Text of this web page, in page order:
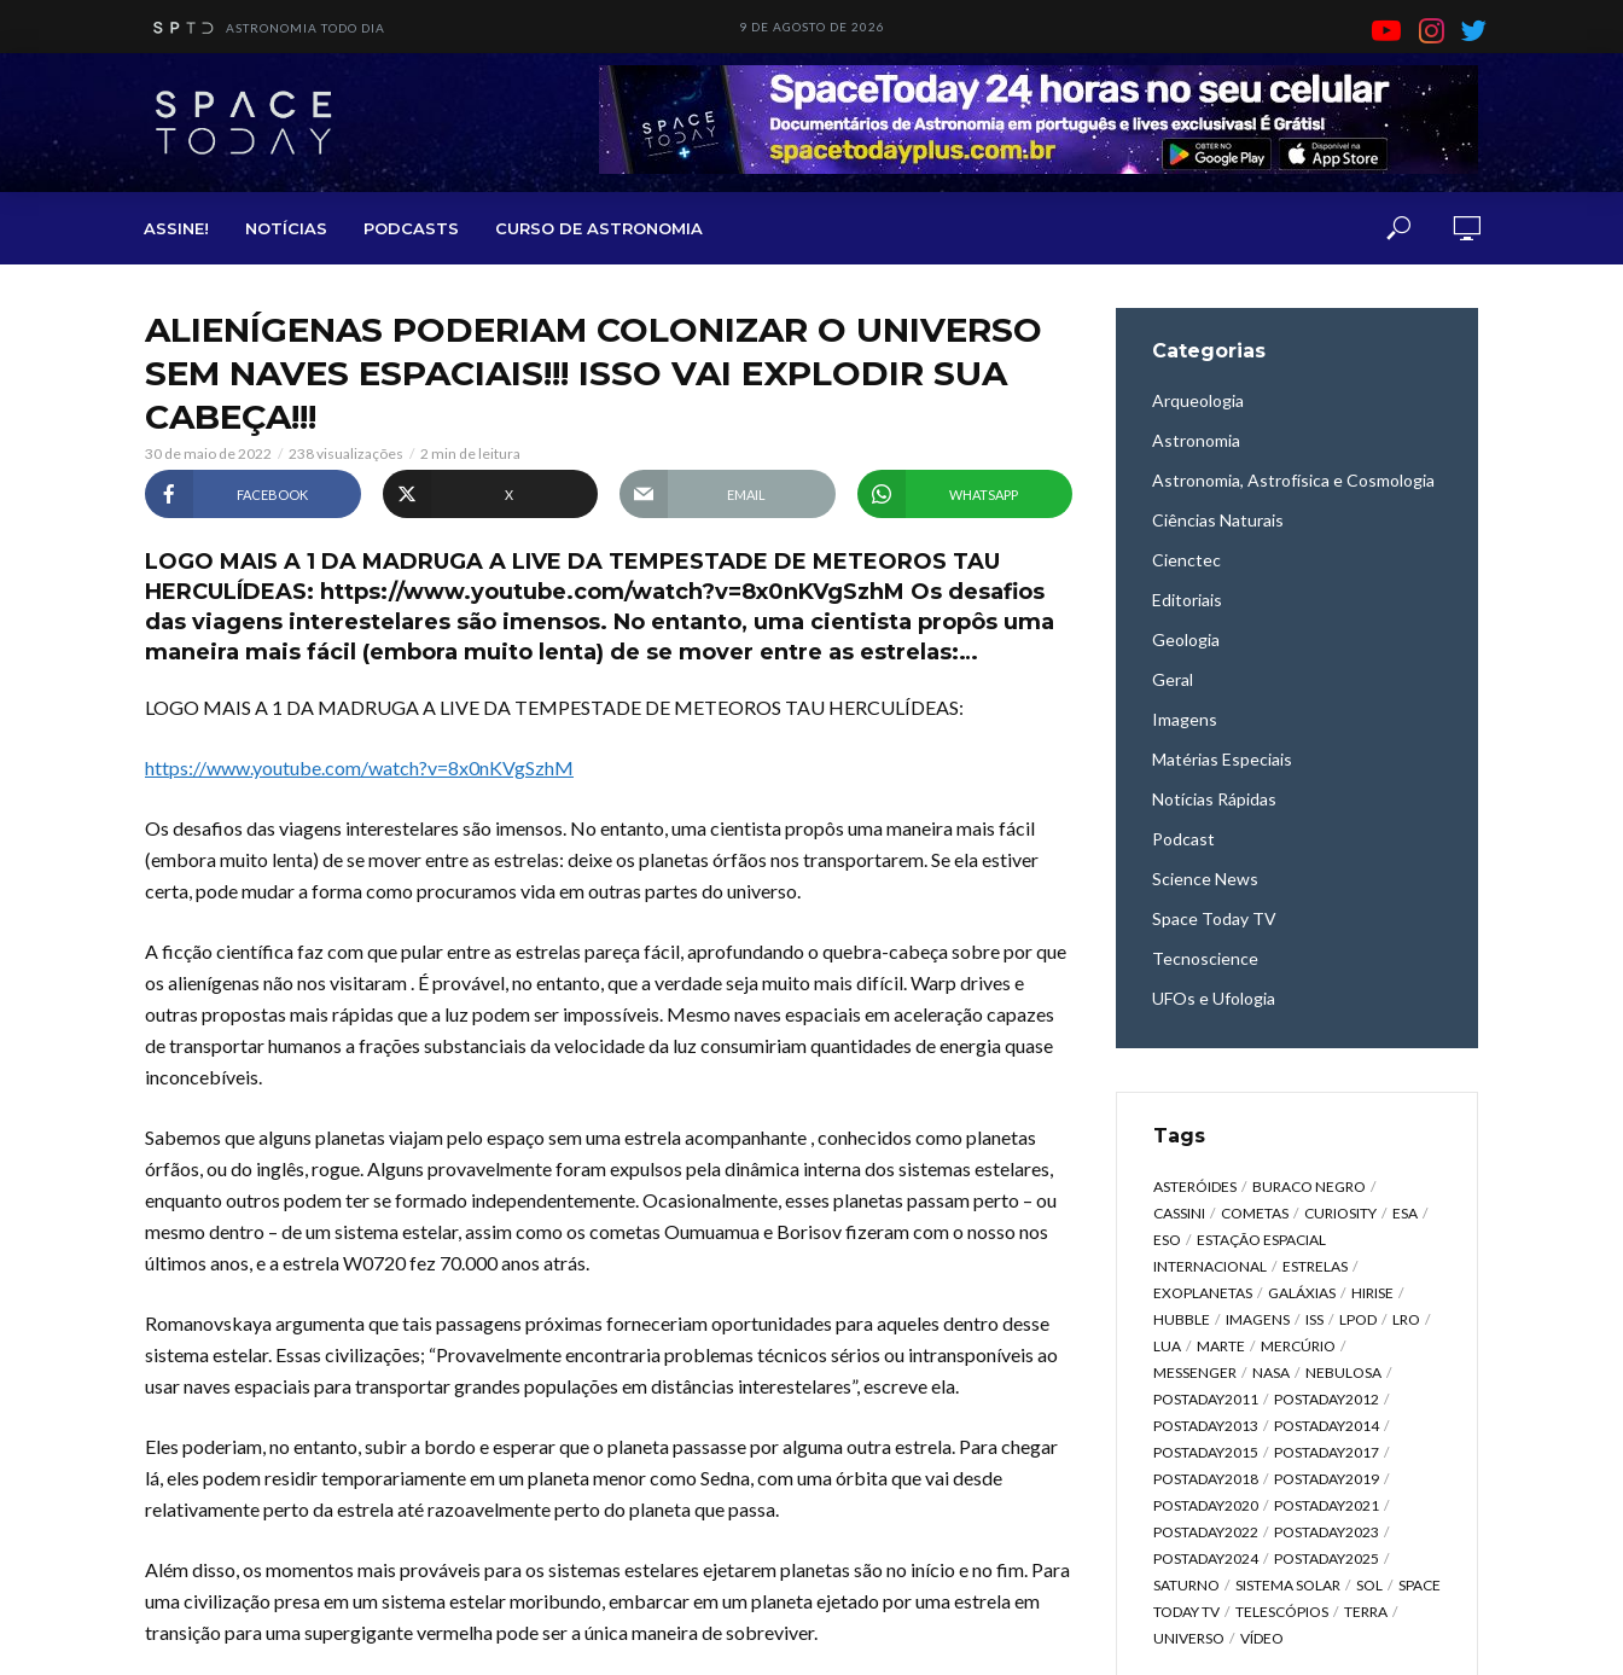
ASTRONOMIA TODO DIA 9 DE AGOSTO DE 2026
ASSINE! NOTÍCIAS PODCASTS CURSO DE ASTRONOMIA
ALIENÍGENAS PODERIAM COLONIZAR O UNIVERSO
SEM NAVES ESPACIAIS!!! ISSO VAI EXPLODIR SUA
CABEÇA!!!
30 de maio de 2022 238 visualizações 2 min de leitura
FACEBOOK X EMAIL WHATSAPP
LOGO MAIS A 1 DA MADRUGA A LIVE DA TEMPESTADE DE METEOROS TAU
HERCULÍDEAS: https://www.youtube.com/watch?v=8x0nKVgSzhM Os desafios
das viagens interestelares são imensos. No entanto, uma cientista propôs uma
maneira mais fácil (embora muito lenta) de se mover entre as estrelas:…
LOGO MAIS A 1 DA MADRUGA A LIVE DA TEMPESTADE DE METEOROS TAU HERCULÍDEAS:
https://www.youtube.com/watch?v=8x0nKVgSzhM
Os desafios das viagens interestelares são imensos. No entanto, uma cientista propôs uma maneira mais fácil
(embora muito lenta) de se mover entre as estrelas: deixe os planetas órfãos nos transportarem. Se ela estiver
certa, pode mudar a forma como procuramos vida em outras partes do universo.
A ficção científica faz com que pular entre as estrelas pareça fácil, aprofundando o quebra-cabeça sobre por que
os alienígenas não nos visitaram . É provável, no entanto, que a verdade seja muito mais difícil. Warp drives e
outras propostas mais rápidas que a luz podem ser impossíveis. Mesmo naves espaciais em aceleração capazes
de transportar humanos a frações substanciais da velocidade da luz consumiriam quantidades de energia quase
inconcebíveis.
Sabemos que alguns planetas viajam pelo espaço sem uma estrela acompanhante , conhecidos como planetas
órfãos, ou do inglês, rogue. Alguns provavelmente foram expulsos pela dinâmica interna dos sistemas estelares,
enquanto outros podem ter se formado independentemente. Ocasionalmente, esses planetas passam perto – ou
mesmo dentro – de um sistema estelar, assim como os cometas Oumuamua e Borisov fizeram com o nosso nos
últimos anos, e a estrela W0720 fez 70.000 anos atrás.
Romanovskaya argumenta que tais passagens próximas forneceriam oportunidades para aqueles dentro desse
sistema estelar. Essas civilizações; “Provavelmente encontraria problemas técnicos sérios ou intransponíveis ao
usar naves espaciais para transportar grandes populações em distâncias interestelares”, escreve ela.
Eles poderiam, no entanto, subir a bordo e esperar que o planeta passasse por alguma outra estrela. Para chegar
lá, eles podem residir temporariamente em um planeta menor como Sedna, com uma órbita que vai desde
relativamente perto da estrela até razoavelmente perto do planeta que passa.
Além disso, os momentos mais prováveis ​​para os sistemas estelares ejetarem planetas são no início e no fim. Para
uma civilização presa em um sistema estelar moribundo, embarcar em um planeta ejetado por uma estrela em
transição para uma supergigante vermelha pode ser a única maneira de sobreviver.
Categorias
Arqueologia
Astronomia
Astronomia, Astrofísica e Cosmologia
Ciências Naturais
Cienctec
Editoriais
Geologia
Geral
Imagens
Matérias Especiais
Notícias Rápidas
Podcast
Science News
Space Today TV
Tecnoscience
UFOs e Ufologia
Tags
ASTERÓIDES
BURACO NEGRO
CASSINI
COMETAS CURIOSITY
ESA
ESO
ESTAÇÃO ESPACIAL
INTERNACIONAL
ESTRELAS
EXOPLANETAS
GALÁXIAS
HIRISE
HUBBLE
IMAGENS ISS LPOD
LRO
LUA
MARTE
MERCÚRIO
MESSENGER
NASA
NEBULOSA
POSTADAY2011
POSTADAY2012
POSTADAY2013
POSTADAY2014
POSTADAY2015
POSTADAY2017
POSTADAY2018
POSTADAY2019
POSTADAY2020
POSTADAY2021
POSTADAY2022
POSTADAY2023
POSTADAY2024
POSTADAY2025
SATURNO
SISTEMA SOLAR SOL
SPACE
TODAY TV
TELESCÓPIOS
TERRA
UNIVERSO
VÍDEO